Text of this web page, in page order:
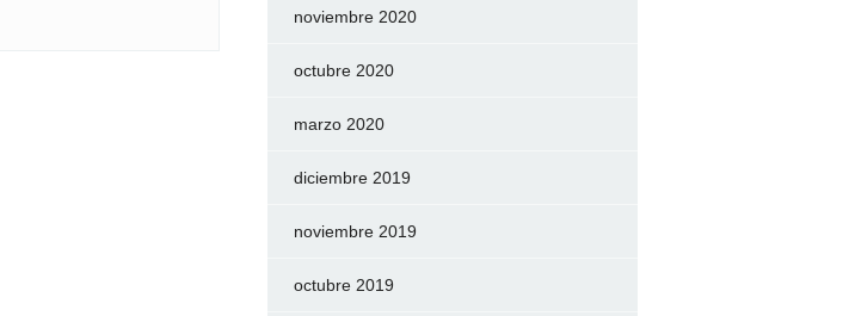
noviembre 2020
octubre 2020
marzo 2020
diciembre 2019
noviembre 2019
octubre 2019